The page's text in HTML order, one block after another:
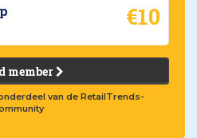
€10
member
van de RetailTrends-